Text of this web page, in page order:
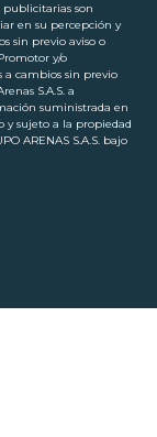
publicitarias son
en su percepción y
sin previo aviso o
y/o
a cambios sin previo
S.A.S. a
suministrada en
sujeto a la propiedad
ARENAS S.A.S. bajo